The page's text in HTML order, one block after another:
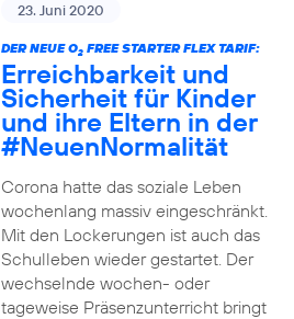
23. Juni 2020
DER NEUE O2FREE STARTER FLEX TARIF:
Erreichbarkeit und
Sicherheit für Kinder
und ihre Eltern in der
#NeuenNormalität
Corona hatte das soziale Leben
wochenlang massiv eingeschränkt.
Mit den Lockerungen ist auch das
Schulleben wieder gestartet. Der
wechselnde wochen- oder
tageweise Präsenzunterricht bringt